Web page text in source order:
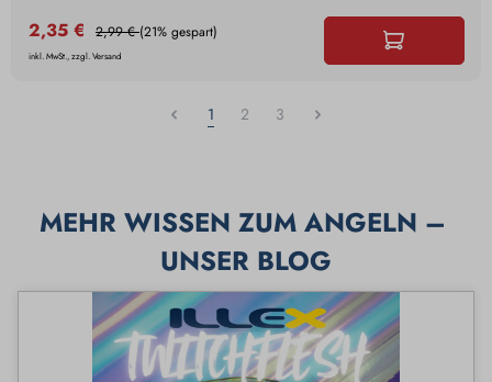
2,35 € 2,99 €(21% gespart)
inkl. MwSt., zzgl. Versand
1 2 3
MEHR WISSEN ZUM ANGELN –
UNSER BLOG